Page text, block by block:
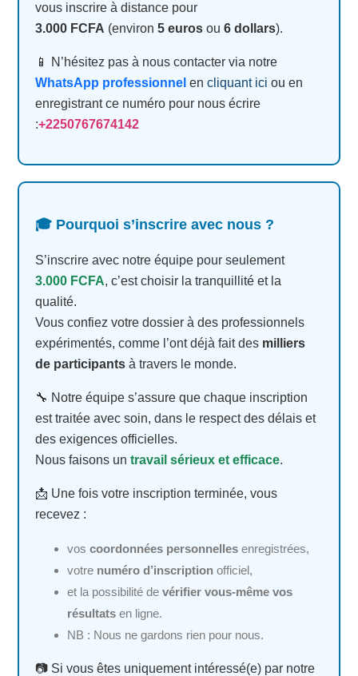
vous inscrire à distance pour
3.000 FCFA (environ 5 euros ou 6 dollars).
📱 N’hésitez pas à nous contacter via notre
WhatsApp professionnel en cliquant ici ou en
enregistrant ce numéro pour nous écrire
:+2250767674142
🎓 Pourquoi s’inscrire avec nous ?
S’inscrire avec notre équipe pour seulement
3.000 FCFA, c’est choisir la tranquillité et la
qualité.
Vous confiez votre dossier à des professionnels
expérimentés, comme l’ont déjà fait des milliers
de participants à travers le monde.
🔧 Notre équipe s’assure que chaque inscription
est traitée avec soin, dans le respect des délais et
des exigences officielles.
Nous faisons un travail sérieux et efficace.
📩 Une fois votre inscription terminée, vous
recevez :
vos coordonnées personnelles enregistrées,
votre numéro d’inscription officiel,
et la possibilité de vérifier vous-même vos
résultats en ligne.
NB : Nous ne gardons rien pour nous.
📷 Si vous êtes uniquement intéressé(e) par notre